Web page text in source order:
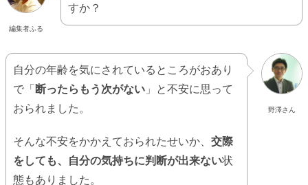
編集者ふる
すか？
野澤さん
自分の年齢を気にされているところがおあり
で「 断ったらもう次がない 」と不安に思って
おられました。
そんな不安をかかえておられたせいか、 交際
をしても、自分の気持ちに判断が出来ない状
態もありました。